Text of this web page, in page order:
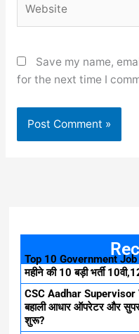
Save my name,
for the next time I
Top 10 Government
महीने की 10 बड़ी भर्ती
CSC Aadhar Supervisor
बहाली आधार ऑपरेटर और
शुरू?